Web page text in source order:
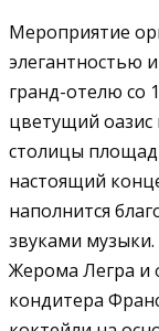
Мероприятие
элегантностью
гранд-отелю со
цветущий оазис
столицы
настоящий
наполнится
звуками
Жерома Легра и
кондитера